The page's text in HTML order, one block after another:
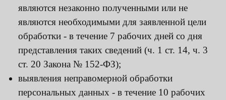
являются незаконно полученными или не
являются необходимыми для заявленной цели
обработки - в течение 7 рабочих дней со дня
представления таких сведений (ч. 1 ст. 14, ч. 3
ст. 20 Закона № 152-ФЗ);
выявления неправомерной обработки
персональных данных - в течение 10 рабочих